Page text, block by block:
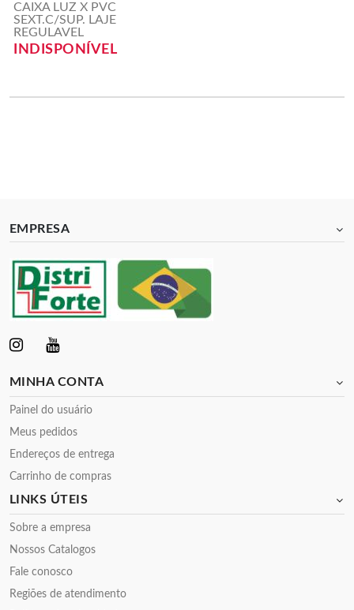
CAIXA LUZ X PVC
SEXT.C/SUP. LAJE
REGULAVEL
INDISPONÍVEL
EMPRESA
MINHA CONTA
Painel do usuário
Meus pedidos
Endereços de entrega
Carrinho de compras
LINKS ÚTEIS
Sobre a empresa
Nossos Catalogos
Fale conosco
Regiões de atendimento